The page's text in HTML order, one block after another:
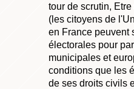
tour de scrutin,
(les citoyens de
en France peuvent
électorales pour
municipales et
conditions que les
de ses droits civils